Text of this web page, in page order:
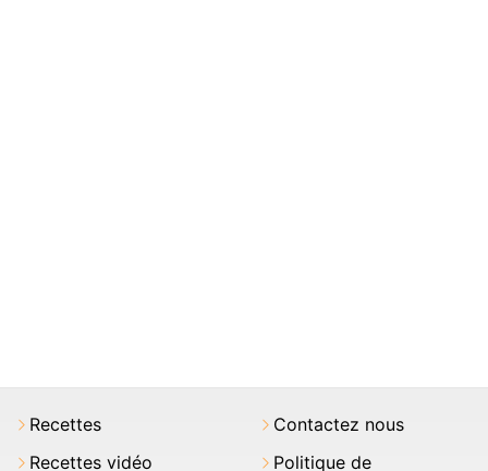
Recettes
Recettes vidéo
Contactez nous
Politique de